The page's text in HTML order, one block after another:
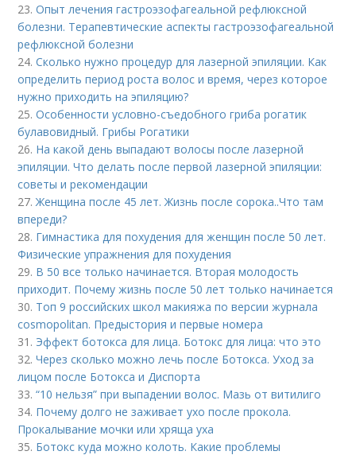
23.Опыт лечения гастроэзофагеальной рефлюксной
болезни. Терапевтические аспекты гастроэзофагеальной
рефлюксной болезни
24.Сколько нужно процедур для лазерной эпиляции. Как
определить период роста волос и время, через которое
нужно приходить на эпиляцию?
25.Особенности условно-съедобного гриба рогатик
булавовидный. Грибы Рогатики
26. На какой день выпадают волосы после лазерной
эпиляции. Что делать после первой лазерной эпиляции:
советы и рекомендации
27.Женщина после 45 лет. Жизнь после сорока..Что там
впереди?
28. Гимнастика для похудения для женщин после 50 лет.
Физические упражнения для похудения
29. В 50 все только начинается. Вторая молодость
приходит. Почему жизнь после 50 лет только начинается
30. Топ 9 российских школ макияжа по версии журнала
cosmopolitan. Предыстория и первые номера
31. Эффект ботокса для лица. Ботокс для лица: что это
32.Через сколько можно лечь после Ботокса. Уход за
лицом после Ботокса и Диспорта
33.“10 нельзя” при выпадении волос. Мазь от витилиго
34. Почему долго не заживает ухо после прокола.
Прокалывание мочки или хряща уха
35. Ботокс куда можно колоть. Какие проблемы